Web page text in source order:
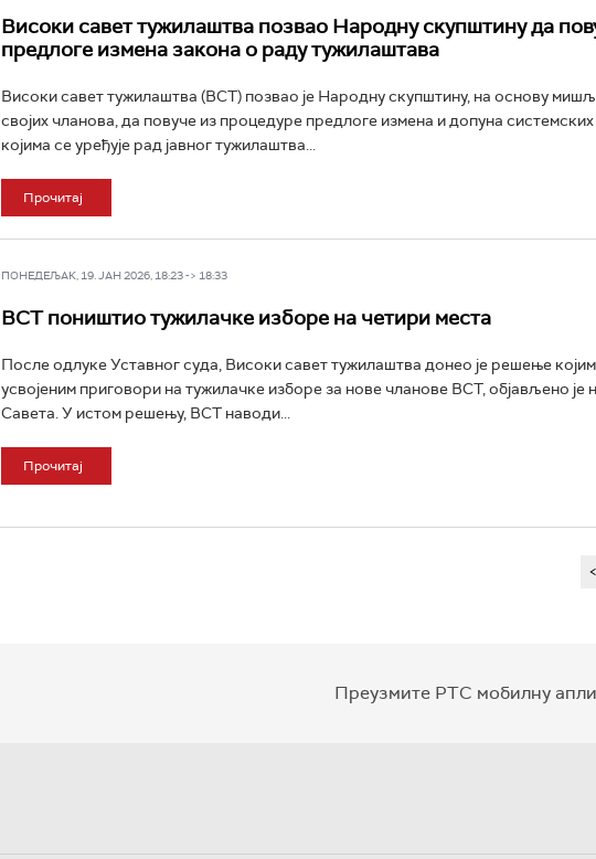
Високи савет тужилаштва позвао Народну скупштину да
предлоге измена закона о раду тужилаштава
Високи савет тужилаштва (ВСТ) позвао је Народну скупштину, на основу
својих чланова, да повуче из процедуре предлоге измена и допуна
којима се уређује рад јавног тужилаштва...
Прочитај
ПОНЕДЕЉАК, 19. ЈАН 2026, 18:23 -> 18:33
ВСТ поништио тужилачке изборе на четири места
После одлуке Уставног суда, Високи савет тужилаштва донео је решење којим
усвојеним приговори на тужилачке изборе за нове чланове ВСТ, објављено је
Савета. У истом решењу, ВСТ наводи...
Прочитај
Преузмите РТС мобилну